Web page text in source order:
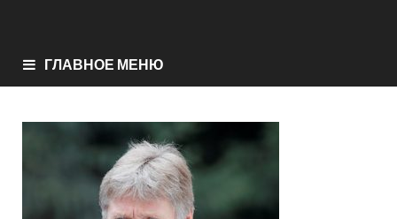
ГЛАВНОЕ МЕНЮ